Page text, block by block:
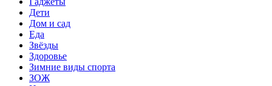
Дети
Дом и сад
Еда
Звёзды
Здоровье
Зимние виды спорта
ЗОЖ